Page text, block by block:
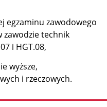
egzaminu zawodowego
zawodzie technik
i HGT.08,
wyższe,
i rzeczowych.